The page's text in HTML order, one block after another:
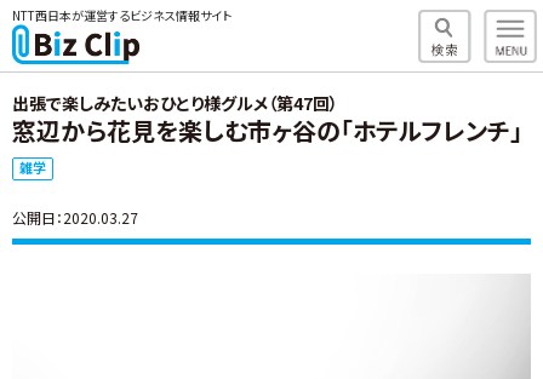
NTT西日本が運営するビジネス情報サイト
出張で楽しみたいおひとり様グルメ（第47回）
窓辺から花見を楽しむ市ヶ谷の「ホテルフレンチ」
雑学
公開日：2020.03.27